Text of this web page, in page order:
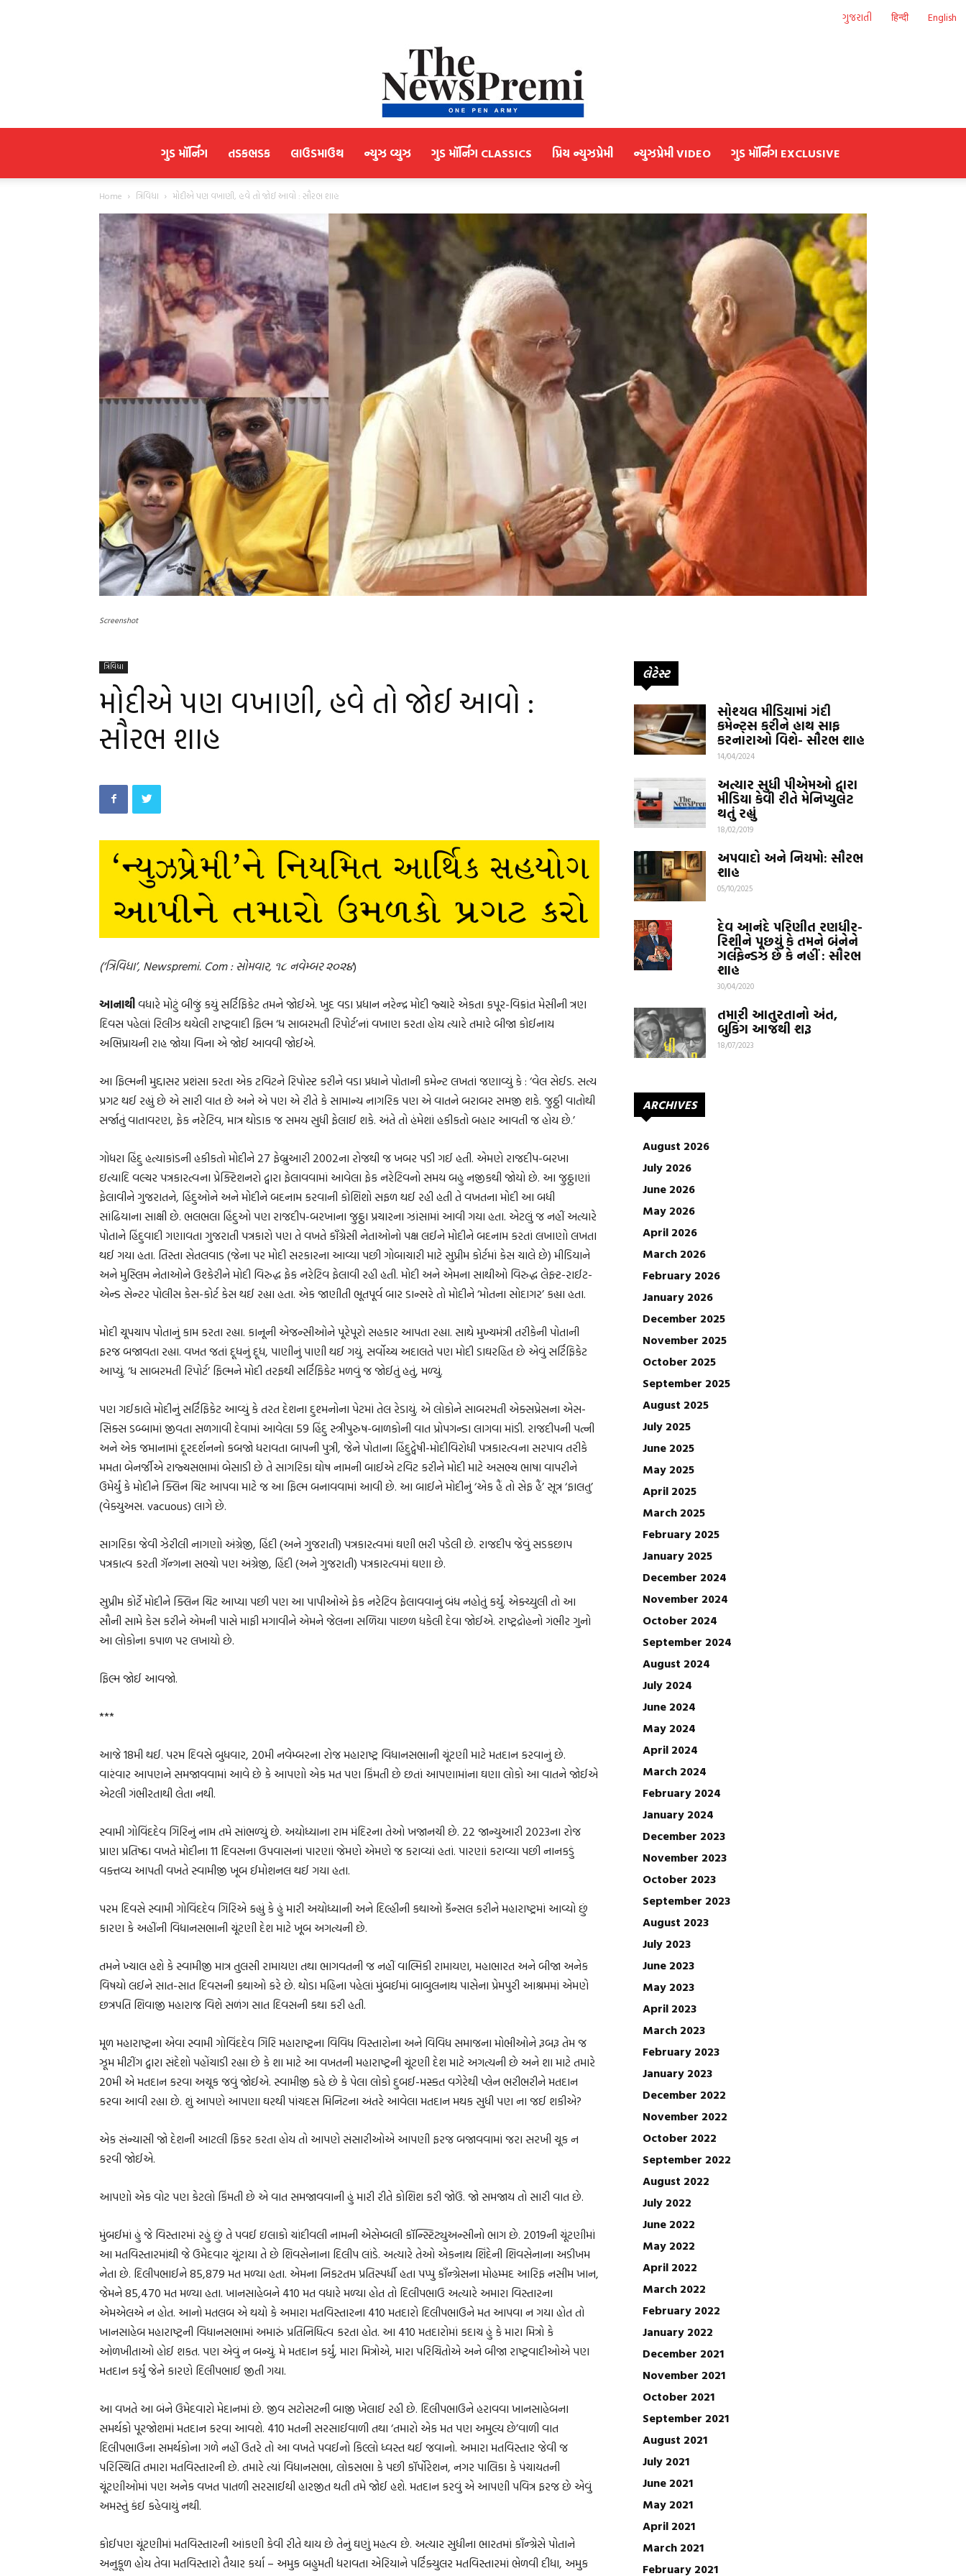
ગુજરાતી हिन्दी English
Gujarati
ગુડ મૉર્નિંગ તડકભડક લાઉડમાઉથ ન્યુઝ વ્યુઝ ગુડ મૉર્નિંગ CLASSICS પ્રિય ન્યુઝપ્રેમી ન્યુઝપ્રેમી VIDEO ગુડ મૉર્નિંગ EXCLUSIVE
Home ત્રિવિધા મોદીએ પણ વખાણી, હવે તો જોઈ આવો : સૌરભ શાહ
Screenshot
ત્રિવિધા
મોદીએ પણ વખાણી, હવે તો જોઈ આવો :
સૌરભ શાહ
(‘ત્રિવિધા’, Newspremi. Com : સોમવાર, ૧૮ નવેમ્બર ૨૦૨૪)
આનાથીવધારે મોટું બીજું કયું સર્ટિફિકેટ તમને જોઈએ. ખુદ વડા પ્રધાન નરેન્દ્ર મોદી જ્યારે એકતા કપૂર-વિક્રાંત મેસીની ત્રણ
દિવસ પહેલાં રિલીઝ થયેલી રાષ્ટ્રવાદી ફિલ્મ ‘ધ સાબરમતી રિપોર્ટ’નાં વખાણ કરતા હોય ત્યારે તમારે બીજા કોઈનાય
અભિપ્રાયની રાહ જોયા વિના એ જોઈ આવવી જોઈએ.
આ ફિલ્મની મુદ્દાસર પ્રશંસા કરતા એક ટવિટને રિપોસ્ટ કરીને વડા પ્રધાને પોતાની કમેન્ટ લખતાં જણાવ્યું કે : ‘વેલ સેઈડ. સત્ય
પ્રગટ થઈ રહ્યું છે એ સારી વાત છે અને એ પણ એ રીતે કે સામાન્ય નાગરિક પણ એ વાતને બરાબર સમજી શકે. જુઠ્ઠી વાતોથી
સર્જાતું વાતાવરણ, ફેક નરેટિવ, માત્ર થોડાક જ સમય સુધી ફેલાઈ શકે. અંતે તો હંમેશાં હકીકતો બહાર આવતી જ હોય છે.’
ગોધરા હિંદુ હત્યાકાંડની હકીકતો મોદીને 27 ફેબ્રુઆરી 2002ના રોજથી જ ખબર પડી ગઈ હતી. એમણે રાજદીપ-બરખા
ઇત્યાદિ વલ્ચર પત્રકારત્વના પ્રેક્ટિશનરો દ્વારા ફેલાવવામાં આવેલા ફેક નરેટિવનો સમય બહુ નજીકથી જોયો છે. આ જુઠ્ઠાણાં
ફેલાવીને ગુજરાતને, હિંદુઓને અને મોદીને બદનામ કરવાની કોશિશો સફળ થઈ રહી હતી તે વખતના મોદી આ બધી
સાંઢિયાના સાક્ષી છે. ભલભલા હિંદુઓ પણ રાજદીપ-બરખાના જુઠ્ઠા પ્રચારના ઝાંસામાં આવી ગયા હતા. એટલું જ નહીં અત્યારે
પોતાને હિંદુવાદી ગણાવતા ગુજરાતી પત્રકારો પણ તે વખતે કૉંગ્રેસી નેતાઓનો પક્ષ લઈને મોદીને બદનામ કરતાં લખાણો લખતા
થઈ ગયા હતા. તિસ્તા સેતલવાડ (જેના પર મોદી સરકારના આવ્યા પછી ગોબાચારી માટે સુપ્રીમ કોર્ટમાં કેસ ચાલે છે) મીડિયાને
અને મુસ્લિમ નેતાઓને ઉશ્કેરીને મોદી વિરુદ્ધ ફેક નરેટિવ ફેલાવી રહી હતી. મોદી અને એમના સાથીઓ વિરુદ્ધ લેફ્ટ-રાઈટ-
એન્ડ સેન્ટર પોલીસ કેસ-કોર્ટ કેસ થઈ રહ્યા હતા. એક જાણીતી ભૂતપૂર્વ બાર ડાન્સરે તો મોદીને ‘મોતના સોદાગર’ કહ્યા હતા.
મોદી ચૂપચાપ પોતાનું કામ કરતા રહ્યા. કાનૂની એજન્સીઓને પૂરેપૂરો સહકાર આપતા રહ્યા. સાથે મુખ્યમંત્રી તરીકેની પોતાની
ફરજ બજાવતા રહ્યા. વખત જતાં દૂધનું દૂધ, પાણીનું પાણી થઈ ગયું. સર્વોચ્ચ અદાલતે પણ મોદી ડાઘરહિત છે એવું સર્ટિફિકેટ
આપ્યું. ‘ધ સાબરમતી રિપોર્ટ’ ફિલ્મને મોદી તરફથી સર્ટિફિકેટ મળવું જ જોઈતું હતું, મળ્યું.
પણ ગઈકાલે મોદીનું સર્ટિફિકેટ આવ્યું કે તરત દેશના દુશ્મનોના પેટમાં તેલ રેડાયું. એ લોકોને સાબરમતી એક્સપ્રેસના એસ-
સિક્સ ડબ્બામાં જીવતા સળગાવી દેવામાં આવેલા 59 હિંદુ સ્ત્રીપુરુષ-બાળકોની વાત પ્રોપગન્ડા લાગવા માંડી. રાજદીપની પત્ની
અને એક જમાનામાં દૂરદર્શનનો કબજો ધરાવતા બાપની પુત્રી, જેને પોતાના હિંદુદ્વેષી-મોદીવિરોધી પત્રકારત્વના સરપાવ તરીકે
મમતા બેનર્જીએ રાજ્યસભામાં બેસાડી છે તે સાગરિકા ઘોષ નામની બાઈએ ટવિટ કરીને મોદી માટે અસભ્ય ભાષા વાપરીને
ઉમેર્યું કે મોદીને ક્લિન ચિટ આપવા માટે જ આ ફિલ્મ બનાવવામાં આવી છે. આ બાઈને મોદીનું ‘એક હૈં તો સેફ હૈં’ સૂત્ર ‘ફાલતુ’
(વેક્યુઅસ. vacuous) લાગે છે.
સાગરિકા જેવી ઝેરીલી નાગણો અંગ્રેજી, હિંદી (અને ગુજરાતી) પત્રકારત્વમાં ઘણી ભરી પડેલી છે. રાજદીપ જેવું સડકછાપ
પત્રકાત્વ કરતી ગૅન્ગના સભ્યો પણ અંગ્રેજી, હિંદી (અને ગુજરાતી) પત્રકારત્વમાં ઘણા છે.
સુપ્રીમ કોર્ટે મોદીને ક્લિન ચિટ આપ્યા પછી પણ આ પાપીઓએ ફેક નરેટિવ ફેલાવવાનું બંધ નહોતું કર્યું. એક્ચ્યુલી તો આ
સૌની સામે કેસ કરીને એમની પાસે માફી મગાવીને એમને જેલના સળિયા પાછળ ધકેલી દેવા જોઈએ. રાષ્ટ્રદ્રોહનો ગંભીર ગુનો
આ લોકોના કપાળ પર લખાયો છે.
ફિલ્મ જોઈ આવજો.
***
આજે 18મી થઈ. પરમ દિવસે બુધવાર, 20મી નવેમ્બરના રોજ મહારાષ્ટ્ર વિધાનસભાની ચૂંટણી માટે મતદાન કરવાનું છે.
વારંવાર આપણને સમજાવવામાં આવે છે કે આપણો એક મત પણ કિંમતી છે છતાં આપણામાંના ઘણા લોકો આ વાતને જોઈએ
એટલી ગંભીરતાથી લેતા નથી.
સ્વામી ગોવિંદદેવ ગિરિનું નામ તમે સાંભળ્યું છે. અયોધ્યાના રામ મંદિરના તેઓ ખજાનચી છે. 22 જાન્યુઆરી 2023ના રોજ
પ્રાણ પ્રતિષ્ઠા વખતે મોદીના 11 દિવસના ઉપવાસનાં પારણાં જેમણે એમણે જ કરાવ્યાં હતાં. પારણાં કરાવ્યા પછી નાનકડું
વક્તવ્ય આપતી વખતે સ્વામીજી ખૂબ ઈમોશનલ થઈ ગયા હતા.
પરમ દિવસે સ્વામી ગોવિંદદેવ ગિરિએ કહ્યું કે હું મારી અયોધ્યાની અને દિલ્હીની કથાઓ કૅન્સલ કરીને મહારાષ્ટ્રમાં આવ્યો છું
કારણ કે અહીંની વિધાનસભાની ચૂંટણી દેશ માટે ખૂબ અગત્યની છે.
તમને ખ્યાલ હશે કે સ્વામીજી માત્ર તુલસી રામાયણ તથા ભાગવતની જ નહીં વાલ્મિકી રામાયણ, મહાભારત અને બીજા અનેક
વિષયો લઈને સાત-સાત દિવસની કથાઓ કરે છે. થોડા મહિના પહેલાં મુંબઈમાં બાબુલનાથ પાસેના પ્રેમપુરી આશ્રમમાં એમણે
છત્રપતિ શિવાજી મહારાજ વિશે સળંગ સાત દિવસની કથા કરી હતી.
મૂળ મહારાષ્ટ્રના એવા સ્વામી ગોવિંદદેવ ગિરિ મહારાષ્ટ્રના વિવિધ વિસ્તારોના અને વિવિધ સમાજના મોભીઓને રૂબરૂ તેમ જ
ઝૂમ મીટીંગ દ્વારા સંદેશો પહોંચાડી રહ્યા છે કે શા માટે આ વખતની મહારાષ્ટ્રની ચૂંટણી દેશ માટે અગત્યની છે અને શા માટે તમારે
20મી એ મતદાન કરવા અચૂક જવું જોઈએ. સ્વામીજી કહે છે કે પેલા લોકો દુબઈ-મસ્કત વગેરેથી પ્લેન ભરીભરીને મતદાન
કરવા આવી રહ્યા છે. શું આપણે આપણા ઘરથી પાંચદસ મિનિટના અંતરે આવેલા મતદાન મથક સુધી પણ ના જઈ શકીએ?
એક સંન્યાસી જો દેશની આટલી ફિકર કરતા હોય તો આપણે સંસારીઓએ આપણી ફરજ બજાવવામાં જરા સરખી ચૂક ન
કરવી જોઈએ.
આપણો એક વોટ પણ કેટલો કિંમતી છે એ વાત સમજાવવાની હું મારી રીતે કોશિશ કરી જોઉં. જો સમજાય તો સારી વાત છે.
મુંબઈમાં હું જે વિસ્તારમાં રહું છું તે પવઈ ઇલાકો ચાંદીવલી નામની એસેમ્બલી કૉન્સ્ટિટ્યુઅન્સીનો ભાગ છે. 2019ની ચૂંટણીમાં
આ મતવિસ્તારમાંથી જે ઉમેદવાર ચૂંટાયા તે છે શિવસેનાના દિલીપ લાંડે. અત્યારે તેઓ એકનાથ શિંદેની શિવસેનાના અડીખમ
નેતા છે. દિલીપભાઈને 85,879 મત મળ્યા હતા. એમના નિકટતમ પ્રતિસ્પર્ધી હતા પપ્પુ કૉંન્ગ્રેસના મોહમ્મદ આરિફ નસીમ ખાન,
જેમને 85,470 મત મળ્યા હતા. ખાનસાહેબને 410 મત વધારે મળ્યા હોત તો દિલીપભાઉ અત્યારે અમારા વિસ્તારના
એમએલએ ન હોત. આનો મતલબ એ થયો કે અમારા મતવિસ્તારના 410 મતદારો દિલીપભાઉને મત આપવા ન ગયા હોત તો
ખાનસાહેબ મહારાષ્ટ્રની વિધાનસભામાં અમારું પ્રતિનિધિત્વ કરતા હોત. આ 410 મતદારોમાં કદાચ હું કે મારા મિત્રો કે
ઓળખીતાઓ હોઈ શકત. પણ એવું ન બન્યું. મે મતદાન કર્યું, મારા મિત્રોએ, મારા પરિચિતોએ અને બીજા રાષ્ટ્રવાદીઓએ પણ
મતદાન કર્યું જેને કારણે દિલીપભાઈ જીતી ગયા.
આ વખતે આ બંને ઉમેદવારો મેદાનમાં છે. જીવ સટોસટની બાજી ખેલાઈ રહી છે. દિલીપભાઉને હરાવવા ખાનસાહેબના
સમર્થકો પૂરજોશમાં મતદાન કરવા આવશે. 410 મતની સરસાઈવાળી તથા ‘તમારો એક મત પણ અમુલ્ય છે’વાળી વાત
દિલીપભાઉના સમર્થકોના ગળે નહીં ઉતરે તો આ વખતે પવઈનો કિલ્લો ધ્વસ્ત થઈ જવાનો. અમારા મતવિસ્તાર જેવી જ
પરિસ્થિતિ તમારા મતવિસ્તારની છે. તમારે ત્યાં વિધાનસભા, લોકસભા કે પછી કૉર્પોરેશન, નગર પાલિકા કે પંચાયતની
ચૂંટણીઓમાં પણ અનેક વખત પાતળી સરસાઈથી હારજીત થતી તમે જોઈ હશે. મતદાન કરવું એ આપણી પવિત્ર ફરજ છે એવું
અમસ્તું કંઈ કહેવાયું નથી.
કોઈપણ ચૂંટણીમાં મતવિસ્તારની આંકણી કેવી રીતે થાય છે તેનું ઘણું મહત્વ છે. અત્યાર સુધીના ભારતમાં કૉંન્ગ્રેસે પોતાને
અનુકૂળ હોય તેવા મતવિસ્તારો તૈયાર કર્યા – અમુક બહુમતી ધરાવતા એરિયાને પર્ટિક્યુલર મતવિસ્તારમાં ભેળવી દીધા, અમુક
લેટેસ્ટ
સોશ્યલ મીડિયામાં ગંદી
કમેન્ટ્સ કરીને હાથ સાફ
કરનારાઓ વિશે- સૌરભ શાહ
14/04/2024
અત્યાર સુધી પીએમઓ દ્વારા
મીડિયા કેવી રીતે મેનિપ્યુલેટ
થતું રહ્યું
18/02/2019
અપવાદો અને નિયમો: સૌરભ
શાહ
05/10/2025
દેવ આનંદે પરિણીત રણધીર-
રિશીને પૂછયું કે તમને બંનેને
ગર્લફેન્ડઝ છે કે નહીં : સૌરભ
શાહ
30/04/2020
તમારી આતુરતાનો અંત,
બુકિંગ આજથી શરૂ
18/07/2023
ARCHIVES
August 2026
July 2026
June 2026
May 2026
April 2026
March 2026
February 2026
January 2026
December 2025
November 2025
October 2025
September 2025
August 2025
July 2025
June 2025
May 2025
April 2025
March 2025
February 2025
January 2025
December 2024
November 2024
October 2024
September 2024
August 2024
July 2024
June 2024
May 2024
April 2024
March 2024
February 2024
January 2024
December 2023
November 2023
October 2023
September 2023
August 2023
July 2023
June 2023
May 2023
April 2023
March 2023
February 2023
January 2023
December 2022
November 2022
October 2022
September 2022
August 2022
July 2022
June 2022
May 2022
April 2022
March 2022
February 2022
January 2022
December 2021
November 2021
October 2021
September 2021
August 2021
July 2021
June 2021
May 2021
April 2021
March 2021
February 2021